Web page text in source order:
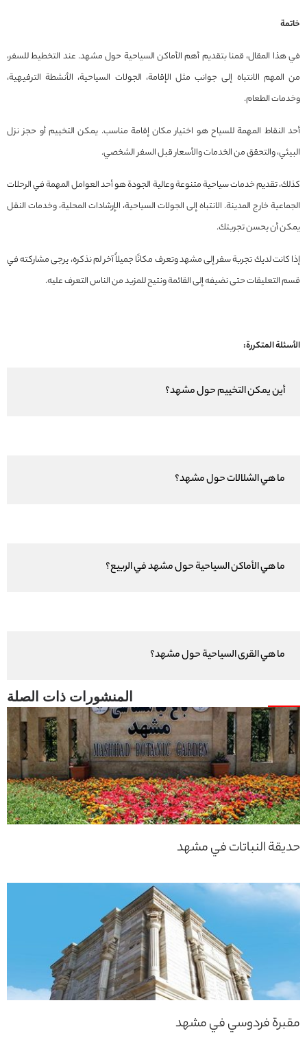
خاتمة
في هذا المقال، قمنا بتقديم أهم الأماكن السياحية حول مشهد. عند التخطيط للسفر،
من المهم الانتباه إلى جوانب مثل الإقامة، الجولات السياحية، الأنشطة الترفيهية،
وخدمات الطعام.
أحد النقاط المهمة للسياح هو اختيار مكان إقامة مناسب. يمكن التخييم أو حجز نزل
البيئي، والتحقق من الخدمات والأسعار قبل السفر الشخصي.
كذلك، تقديم خدمات سياحية متنوعة وعالية الجودة هو أحد العوامل المهمة في الرحلات
الجماعية خارج المدينة. الانتباه إلى الجولات السياحية، الإرشادات المحلية، وخدمات النقل
يمكن أن يحسن تجربتك.
إذا كانت لديك تجربة سفر إلى مشهد وتعرف مكانًا جميلاً آخر لم نذكره، يرجى مشاركته في
قسم التعليقات حتى نضيفه إلى القائمة ونتيح للمزيد من الناس التعرف عليه.
الأسئلة المتكررة:
أين يمكن التخييم حول مشهد؟
ما هي الشلالات حول مشهد؟
ما هي الأماكن السياحية حول مشهد في الربيع؟
ما هي القرى السياحية حول مشهد؟
حديقة النباتات في مشهد
مقبرة فردوسي في مشهد